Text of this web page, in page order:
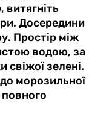
витягніть
Досередини
Простір між
водою, за
зелені.
морозильної